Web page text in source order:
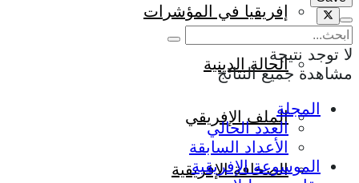
إفريقيا في المؤشرات
الحالة الدينية
الملف الإفريقي
الصحافة الإفريقية
لا توجد نتيجة
مشاهدة جميع النتائج
المجلة
العدد الحالي
الأعداد السابقة
الموسوعة الإفريقية